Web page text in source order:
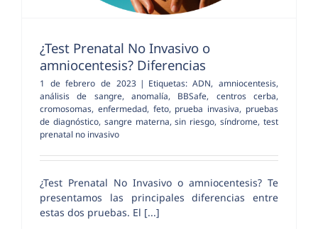
¿Test Prenatal No Invasivo o
amniocentesis? Diferencias
1 de febrero de 2023 | Etiquetas:ADN,amniocentesis,
análisis de sangre,anomalía, BBSafe, centros cerba,
cromosomas, enfermedad, feto, prueba invasiva, pruebas
de diagnóstico, sangre materna,sin riesgo,síndrome,test
prenatal no invasivo
¿Test Prenatal No Invasivo o amniocentesis? Te
presentamos las principales diferencias entre
estas dos pruebas. El [...]